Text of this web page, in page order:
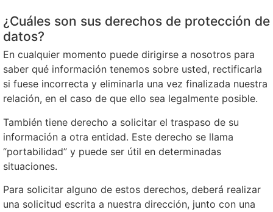
¿Cuáles son sus derechos de protección de
datos?
En cualquier momento puede dirigirse a nosotros para
saber qué información tenemos sobre usted, rectificarla
si fuese incorrecta y eliminarla una vez finalizada nuestra
relación, en el caso de que ello sea legalmente posible.
También tiene derecho a solicitar el traspaso de su
información a otra entidad. Este derecho se llama
“portabilidad” y puede ser útil en determinadas
situaciones.
Para solicitar alguno de estos derechos, deberá realizar
una solicitud escrita a nuestra dirección, junto con una